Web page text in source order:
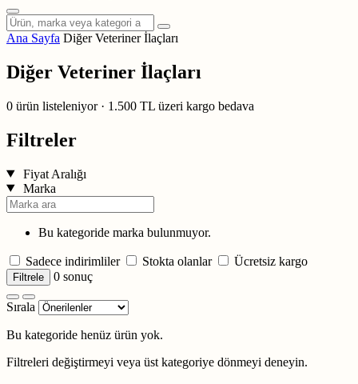
Ana Sayfa Diğer Veteriner İlaçları
Diğer Veteriner İlaçları
0 ürün listeleniyor · 1.500 TL üzeri kargo bedava
Filtreler
Fiyat Aralığı
Marka
Bu kategoride marka bulunmuyor.
Sadece indirimliler Stokta olanlar Ücretsiz kargo
Filtrele 0 sonuç
Sırala
Bu kategoride henüz ürün yok.
Filtreleri değiştirmeyi veya üst kategoriye dönmeyi deneyin.